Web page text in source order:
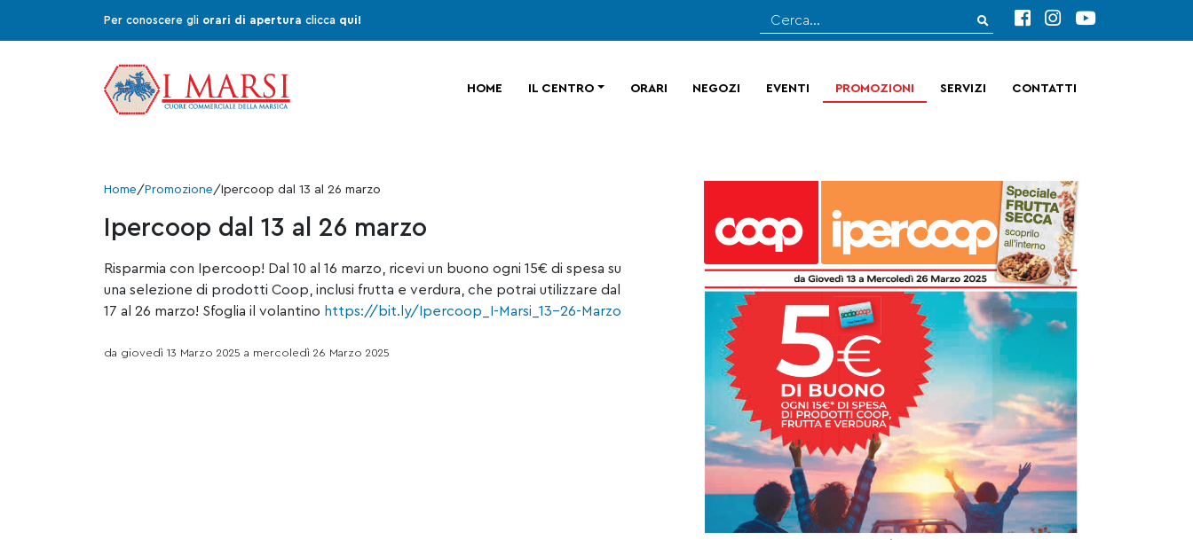
Per conoscere gli orari di apertura clicca qui!
HOME IL CENTRO ORARI NEGOZI EVENTI PROMOZIONI SERVIZI CONTATTI
Home/ Promozione/ Ipercoop dal 13 al 26 marzo
Ipercoop dal 13 al 26 marzo
Risparmia con Ipercoop! Dal 10 al 16 marzo, ricevi un buono ogni 15€ di spesa su
una selezione di prodotti Coop, inclusi frutta e verdura, che potrai utilizzare dal
17 al 26 marzo! Sfoglia il volantino https://bit.ly/Ipercoop_I-Marsi_13-26-Marzo
da giovedì 13 Marzo 2025 a mercoledì 26 Marzo 2025